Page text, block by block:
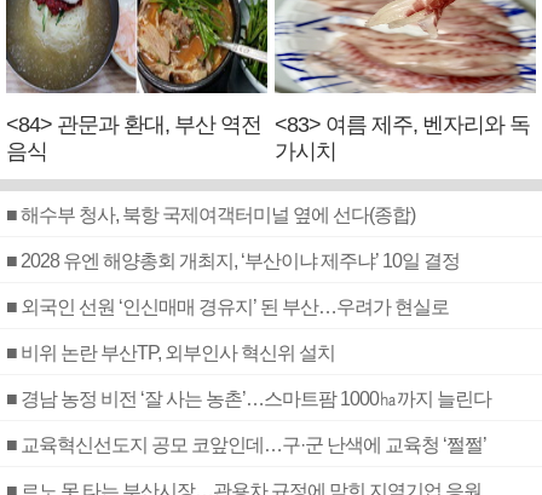
<84> 관문과 환대, 부산 역전
음식
<83> 여름 제주, 벤자리와 독
가시치
■ 해수부 청사, 북항 국제여객터미널 옆에 선다(종합)
■ 2028 유엔 해양총회 개최지, ‘부산이냐 제주냐’ 10일 결정
■ 외국인 선원 ‘인신매매 경유지’ 된 부산…우려가 현실로
■ 비위 논란 부산TP, 외부인사 혁신위 설치
■ 경남 농정 비전 ‘잘 사는 농촌’…스마트팜 1000㏊까지 늘린다
■ 교육혁신선도지 공모 코앞인데…구·군 난색에 교육청 ‘쩔쩔’